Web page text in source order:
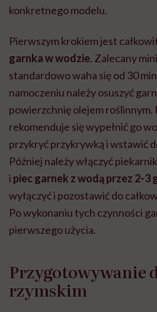
konkretnego modelu.
Pierwszym krokiem jest
garnka w wodzie. Zalecany
standardowo waha się od 30
namoczeniu należy osuszyć
powierzchnię olejem roślinnym.
rekomenduje się wypełnić go
przykryć przykrywką i wstawić
Później należy włączyć
i piec garnek z wodą przez 2-3
wyłączyć i pozostawić do
Po wykonaniu tych czynności
pierwszego użycia.
Przygotowywanie
rzymskim